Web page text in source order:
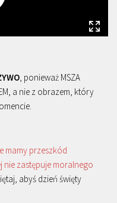
, ponieważ MSZA
a nie z obrazem, który
mamy przeszkód
nie zastępuje moralnego
abyś dzień święty